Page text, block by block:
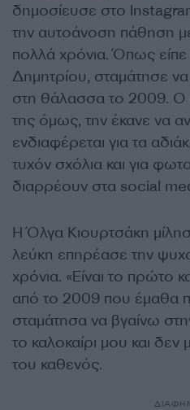
δημοσίευσε στο
την αυτοάνοση πάθηση
πολλά χρόνια. Όπως
Δημητρίου, σταμάτησε
στη θάλασσα το 2009. Ο
της όμως, την έκανε να
ενδιαφέρεται για τα
τυχόν σχόλια και για
διαρρέουν στα social
Η Όλγα Κιουρτσάκη
λεύκη επηρέασε την
χρόνια. «Είναι το πρώτο
από το 2009 που έμαθα
σταμάτησα να βγαίνω
το καλοκαίρι μου και δεν
του καθενός.